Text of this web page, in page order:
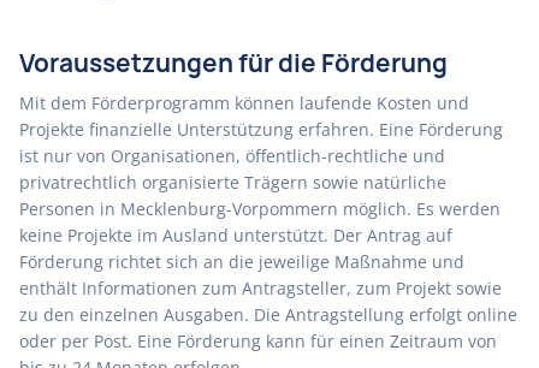
Voraussetzungen für die Förderung
Mit dem Förderprogramm können laufende Kosten und
Projekte finanzielle Unterstützung erfahren. Eine Förderung
ist nur von Organisationen, öffentlich-rechtliche und
privatrechtlich organisierte Trägern sowie natürliche
Personen in Mecklenburg-Vorpommern möglich. Es werden
keine Projekte im Ausland unterstützt. Der Antrag auf
Förderung richtet sich an die jeweilige Maßnahme und
enthält Informationen zum Antragsteller, zum Projekt sowie
zu den einzelnen Ausgaben. Die Antragstellung erfolgt online
oder per Post. Eine Förderung kann für einen Zeitraum von